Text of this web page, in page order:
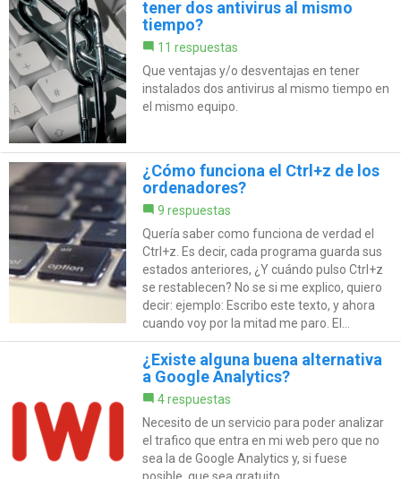
tener dos antivirus al mismo
tiempo?
11 respuestas
Que ventajas y/o desventajas en tener
instalados dos antivirus al mismo tiempo en
el mismo equipo.
¿Cómo funciona el Ctrl+z de los
ordenadores?
9 respuestas
Quería saber como funciona de verdad el
Ctrl+z. Es decir, cada programa guarda sus
estados anteriores, ¿Y cuándo pulso Ctrl+z
se restablecen? No se si me explico, quiero
decir: ejemplo: Escribo este texto, y ahora
cuando voy por la mitad me paro. El...
¿Existe alguna buena alternativa
a Google Analytics?
4 respuestas
Necesito de un servicio para poder analizar
el trafico que entra en mi web pero que no
sea la de Google Analytics y, si fuese